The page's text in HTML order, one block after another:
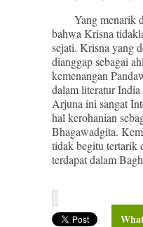
Yang menarik
bahwa Krisna
sejati. Krisna yang
dianggap sebagai
kemenangan
dalam literatur
Arjuna ini sangat
hal kerohanian
Bhagawadgita.
tidak begitu tertarik
terdapat dalam